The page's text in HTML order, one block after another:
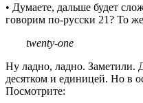
• Думаете, дальше будет
говорим по-русски 21? То
twenty-one
Ну ладно, ладно. Заметили.
десятком и единицей. Но в
Посмотрите: